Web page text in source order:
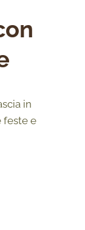
in
feste e